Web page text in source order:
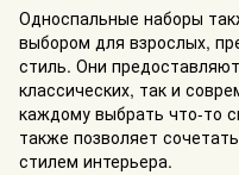
Односпальные наборы
выбором для взрослых,
стиль. Они
классических, так и
каждому выбрать что-то
также позволяет
стилем интерьера.